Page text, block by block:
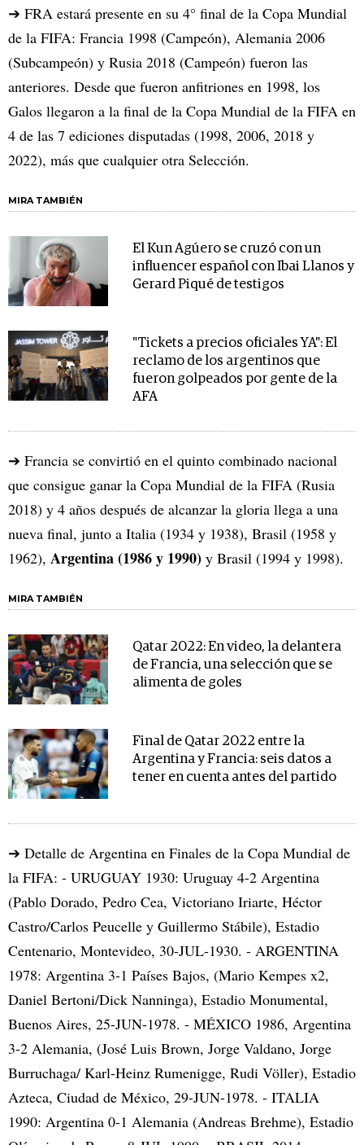
➔ FRA estará presente en su 4° final de la Copa Mundial
de la FIFA: Francia 1998 (Campeón), Alemania 2006
(Subcampeón) y Rusia 2018 (Campeón) fueron las
anteriores. Desde que fueron anfitriones en 1998, los
Galos llegaron a la final de la Copa Mundial de la FIFA en
4 de las 7 ediciones disputadas (1998, 2006, 2018 y
2022), más que cualquier otra Selección.
MIRA TAMBIÉN
El Kun Agúero se cruzó con un
influencer español con Ibai Llanos y
Gerard Piqué de testigos
"Tickets a precios oficiales YA": El
reclamo de los argentinos que
fueron golpeados por gente de la
AFA
➔ Francia se convirtió en el quinto combinado nacional
que consigue ganar la Copa Mundial de la FIFA (Rusia
2018) y 4 años después de alcanzar la gloria llega a una
nueva final, junto a Italia (1934 y 1938), Brasil (1958 y
1962), Argentina (1986 y 1990) y Brasil (1994 y 1998).
MIRA TAMBIÉN
Qatar 2022: En video, la delantera
de Francia, una selección que se
alimenta de goles
Final de Qatar 2022 entre la
Argentina y Francia: seis datos a
tener en cuenta antes del partido
➔ Detalle de Argentina en Finales de la Copa Mundial de
la FIFA: - URUGUAY 1930: Uruguay 4-2 Argentina
(Pablo Dorado, Pedro Cea, Victoriano Iriarte, Héctor
Castro/Carlos Peucelle y Guillermo Stábile), Estadio
Centenario, Montevideo, 30-JUL-1930. - ARGENTINA
1978: Argentina 3-1 Países Bajos, (Mario Kempes x2,
Daniel Bertoni/Dick Nanninga), Estadio Monumental,
Buenos Aires, 25-JUN-1978. - MÉXICO 1986, Argentina
3-2 Alemania, (José Luis Brown, Jorge Valdano, Jorge
Burruchaga/ Karl-Heinz Rumenigge, Rudi Völler), Estadio
Azteca, Ciudad de México, 29-JUN-1978. - ITALIA
1990: Argentina 0-1 Alemania (Andreas Brehme), Estadio